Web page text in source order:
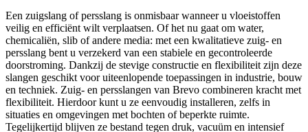
de
productpagina
optie
kan
gekozen
worden
op
de
productpagina
Een zuigslang of persslang is onmisbaar wanneer u vloeistoffen
veilig en efficiënt wilt verplaatsen. Of het nu gaat om water,
chemicaliën, slib of andere media: met een kwalitatieve zuig- en
persslang bent u verzekerd van een stabiele en gecontroleerde
doorstroming. Dankzij de stevige constructie en flexibiliteit zijn deze
slangen geschikt voor uiteenlopende toepassingen in industrie, bouw
en techniek. Zuig- en persslangen van Brevo combineren kracht met
flexibiliteit. Hierdoor kunt u ze eenvoudig installeren, zelfs in
situaties en omgevingen met bochten of beperkte ruimte.
Tegelijkertijd blijven ze bestand tegen druk, vacuüm en intensief